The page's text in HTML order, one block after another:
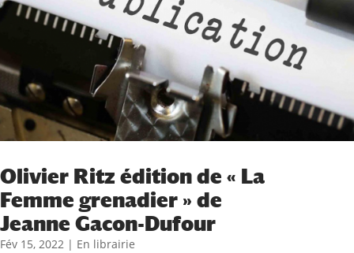
Olivier Ritz édition de « La
Femme grenadier » de
Jeanne Gacon-Dufour
Fév 15, 2022 | En librairie